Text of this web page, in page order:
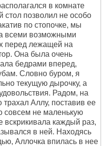
в комнате
стол позволил не особо
по стопочке, мы
всеми возможными
перед лежащей на
Она была очень
бедрами вперед,
Словно буром, я
текущую дырочку, а
Радом, на
Аллу, поставив ее
совсем не маленькую
вскрикивала каждый раз,
в ней. Hаходясь
Аллочка впилась в нее